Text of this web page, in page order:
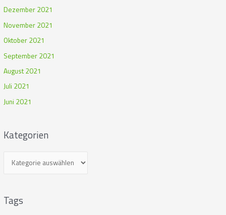
Dezember 2021
November 2021
Oktober 2021
September 2021
August 2021
Juli 2021
Juni 2021
Kategorien
Tags